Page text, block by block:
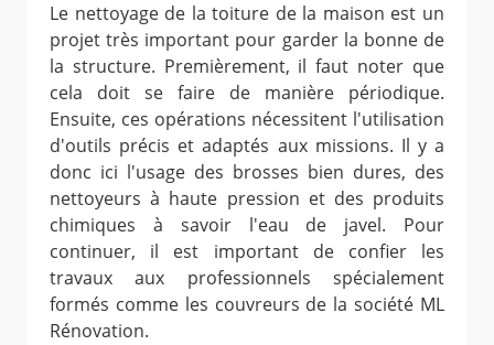
Le nettoyage de la toiture de la maison est un
projet très important pour garder la bonne de
la structure. Premièrement, il faut noter que
cela doit se faire de manière périodique.
Ensuite, ces opérations nécessitent l'utilisation
d'outils précis et adaptés aux missions. Il y a
donc ici l'usage des brosses bien dures, des
nettoyeurs à haute pression et des produits
chimiques à savoir l'eau de javel. Pour
continuer, il est important de confier les
travaux aux professionnels spécialement
formés comme les couvreurs de la société ML
Rénovation.